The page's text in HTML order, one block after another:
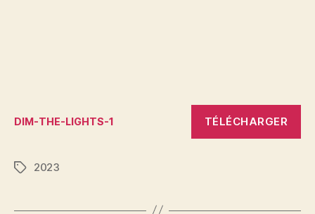
DIM-THE-LIGHTS-1 TÉLÉCHARGER
Étiquettes
2023